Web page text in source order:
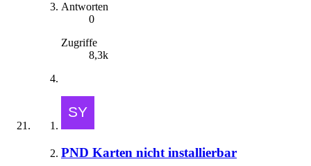
Antworten
0
Zugriffe
8,3k
PND Karten nicht installierbar